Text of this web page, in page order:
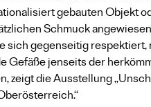
gebauten Objekt
Schmuck
sich gegenseitig
Gefäße jenseits der
zeigt die Ausstellung